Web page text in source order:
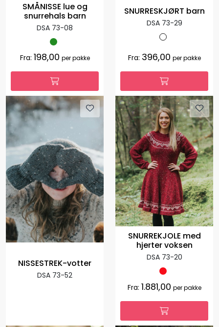
SMÅNISSE lue og
snurrehals barn
DSA 73-08
Fra: 198,00 per pakke
SNURRESKJØRT barn
DSA 73-29
Fra: 396,00 per pakke
NISSESTREK-votter
DSA 73-52
SNURREKJOLE med
hjerter voksen
DSA 73-20
Fra: 1.881,00 per pakke